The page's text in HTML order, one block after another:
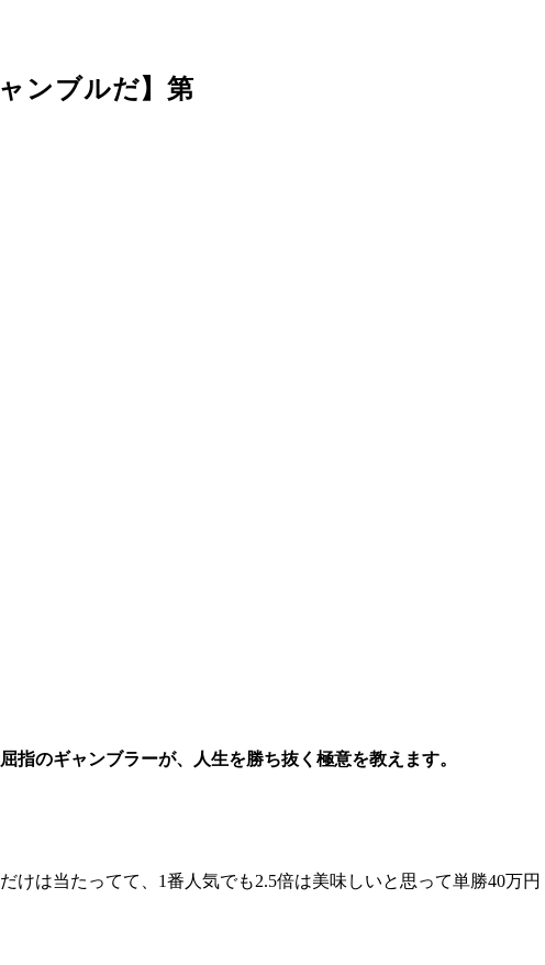
ンブルだ】第
指のギャンブラーが、人生を勝ち抜く極意を教えます。
は当たってて、1番人気でも2.5倍は美味しいと思って単勝40万円